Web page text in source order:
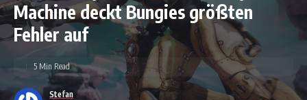
Machine deckt Bungies größten
Fehler auf
Stefan
5 Min Read